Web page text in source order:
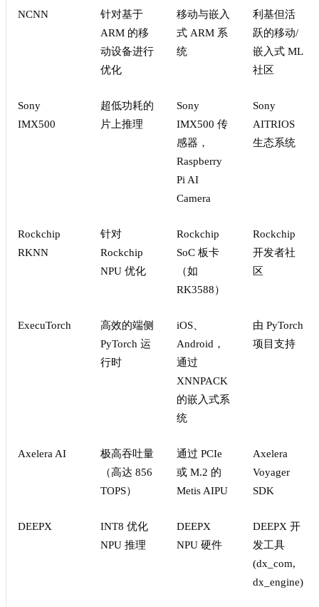
NCNN
针对基于
ARM 的移
动设备进行
优化
移动与嵌入
式 ARM 系
统
利基但活
跃的移动/
嵌入式 ML
社区
Sony
IMX500
超低功耗的
片上推理
Sony
IMX500 传
感器，
Raspberry
Pi AI
Camera
Sony
AITRIOS
生态系统
Rockchip
RKNN
针对
Rockchip
NPU 优化
Rockchip
SoC 板卡
（如
RK3588）
Rockchip
开发者社
区
ExecuTorch
高效的端侧
PyTorch 运
行时
iOS、
Android，
通过
XNNPACK
的嵌入式系
统
由 PyTorch
项目支持
Axelera AI
极高吞吐量
（高达 856
TOPS）
通过 PCIe
或 M.2 的
Metis AIPU
Axelera
Voyager
SDK
DEEPX
INT8 优化
NPU 推理
DEEPX
NPU 硬件
DEEPX 开
发工具
(dx_com,
dx_engine)